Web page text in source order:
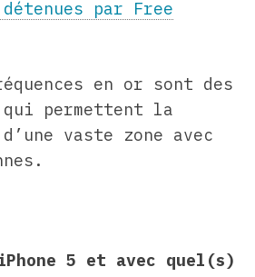
par Free
en or sont des
qui permettent la
vaste zone avec
5 et avec quel(s)